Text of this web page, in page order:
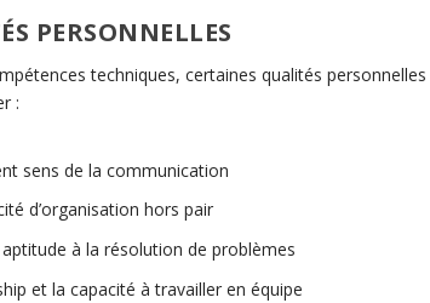
PERSONNELLES
techniques, certaines qualités
:
sens de la communication
d’organisation hors pair
à la résolution de problèmes
et la capacité à travailler en équipe